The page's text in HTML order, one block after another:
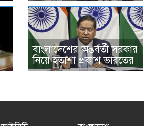
বাংলাদেশের অন্তর্বর্তী সরকার
নিয়ে হতাশা প্রকাশ ভারতের